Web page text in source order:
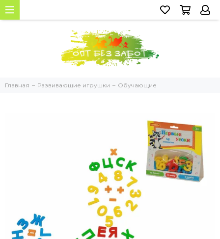
Главная Развивающие игрушки Обучающие